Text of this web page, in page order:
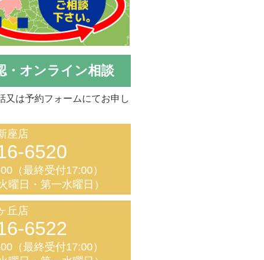
・オンライン相談
は予約フォームにてお申し
座店
6520
（最終受付17:00）
曜日・第一水曜日）
丘店
6522
（最終受付17:00）